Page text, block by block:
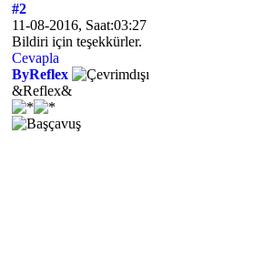
#2
11-08-2016, Saat:03:27
Bildiri için teşekkürler.
Cevapla
ByReflex
&Reflex&